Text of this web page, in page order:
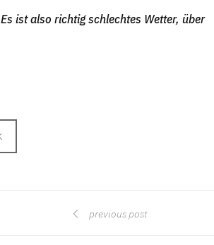
ist also richtig schlechtes Wetter, über
previous post